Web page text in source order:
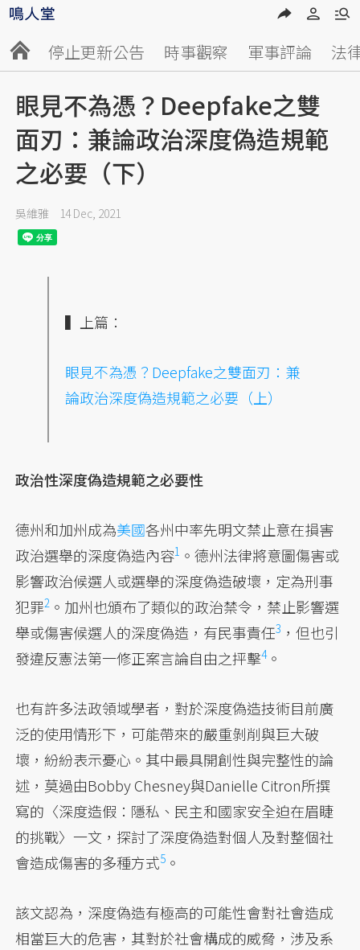
停止更新公告 時事觀察 軍事評論 法
眼見不為憑？Deepfake之雙
面刃：兼論政治深度偽造規範
之必要（下）
吳維雅 14 Dec, 2021
▍上篇：
眼見不為憑？Deepfake之雙面刃：兼
論政治深度偽造規範之必要（上）
政治性深度偽造規範之必要性
德州和加州成為美國各州中率先明文禁止意在損害
政治選舉的深度偽造內容1 。德州法律將意圖傷害或
影響政治候選人或選舉的深度偽造破壞， 定為刑事
犯罪2 。加州也頒布了類似的政治禁令，禁止影響選
舉或傷害候選人的深度偽造， 有民事責任3 ，但也引
發違反憲法第一修正案言論自由之抨擊4。
也有許多法政領域學者，對於深度偽造技術目前廣
泛的使用情形下，可能帶來的嚴重剝削與巨大破
壞，紛紛表示憂心。其中最具開創性與完整性的論
述，莫過由Bobby Chesney與Danielle Citron所撰
寫的〈深度造假：隱私、民主和國家安全迫在眉睫
的挑戰〉一文， 探討了深度偽造對個人及對整個社
會造成傷害的多種方式5 。
該文認為，深度偽造有極高的可能性會對社會造成
相當巨大的危害，其對於社會構成的威脅，涉及系